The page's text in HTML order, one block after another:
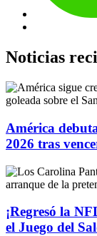
Noticias
América
2026 tras
¡Regresó la
el Juego del